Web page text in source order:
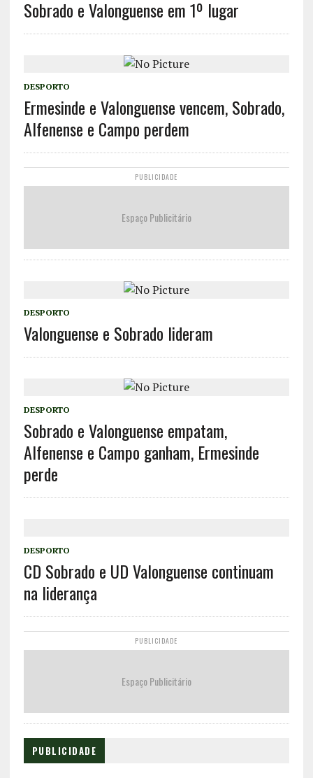
Sobrado e Valonguense em 1º lugar
DESPORTO
Ermesinde e Valonguense vencem, Sobrado,
Alfenense e Campo perdem
PUBLICIDADE
Espaço Publicitário
DESPORTO
Valonguense e Sobrado lideram
DESPORTO
Sobrado e Valonguense empatam,
Alfenense e Campo ganham, Ermesinde
perde
DESPORTO
CD Sobrado e UD Valonguense continuam
na liderança
PUBLICIDADE
Espaço Publicitário
PUBLICIDADE